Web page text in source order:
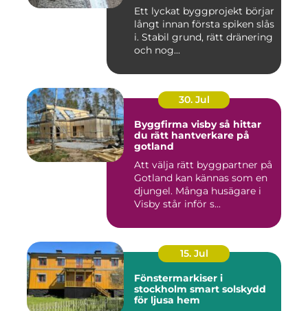
Ett lyckat byggprojekt börjar
långt innan första spiken slås
i. Stabil grund, rätt dränering
och nog...
30. Jul
Byggfirma visby så hittar
du rätt hantverkare på
gotland
Att välja rätt byggpartner på
Gotland kan kännas som en
djungel. Många husägare i
Visby står inför s...
15. Jul
Fönstermarkiser i
stockholm smart solskydd
för ljusa hem